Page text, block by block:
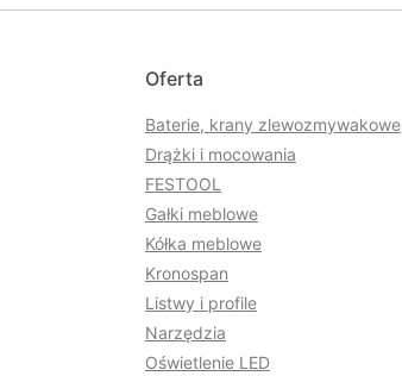
Oferta
Baterie, krany zlewozmywakowe
Drążki i mocowania
FESTOOL
Gałki meblowe
Kółka meblowe
Kronospan
Listwy i profile
Narzędzia
Oświetlenie LED